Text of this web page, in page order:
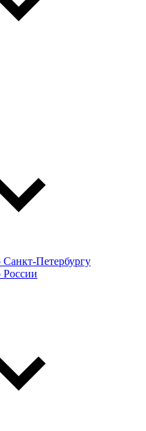
Санкт-Петербургу
России